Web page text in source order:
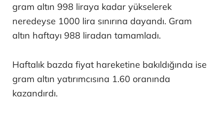
gram altın 998 liraya kadar yükselerek
neredeyse 1000 lira sınırına dayandı. Gram
altın haftayı 988 liradan tamamladı.
Haftalık bazda fiyat hareketine bakıldığında ise
gram altın yatırımcısına 1.60 oranında
kazandırdı.